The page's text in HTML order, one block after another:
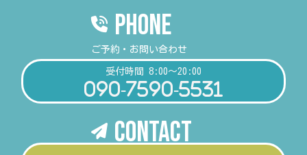
PHONE
ご予約・お問い合わせ
受付時間 8:00～20:00
090-7590-5531
Contact